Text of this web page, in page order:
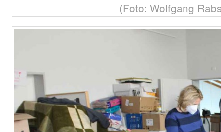
(Foto: Wolfgang